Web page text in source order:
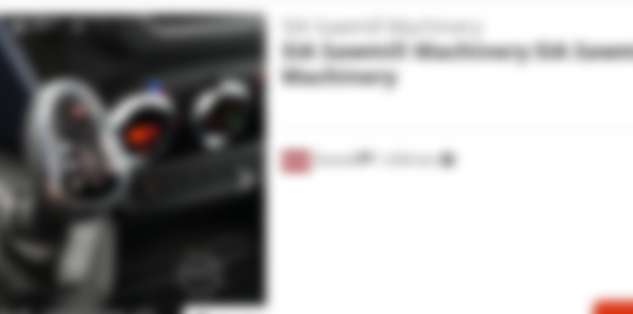
1.434 km
SIA Sawmill Machinery
SIA Sawmill MachinerySIA
Machinery